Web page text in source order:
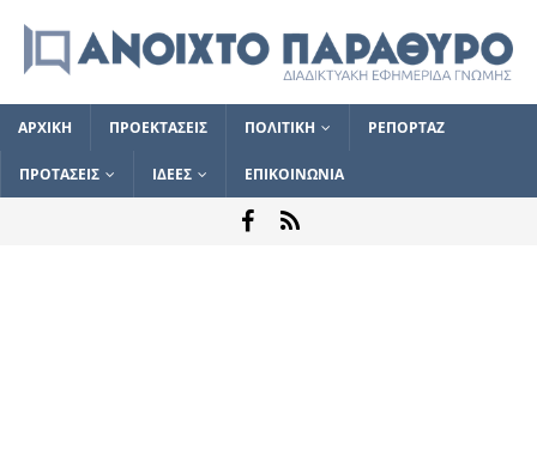
ΑΡΧΙΚΗ ΠΡΟΕΚΤΑΣΕΙΣ ΠΟΛΙΤΙΚΗ ΡΕΠΟΡΤΑΖ
ΠΡΟΤΑΣΕΙΣ ΙΔΕΕΣ ΕΠΙΚΟΙΝΩΝΙΑ